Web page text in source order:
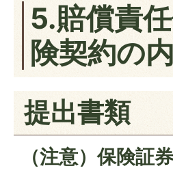
5.賠償責
険契約の
提出書類
（注意）保険証